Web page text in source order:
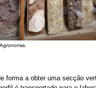
forma a obter uma secção